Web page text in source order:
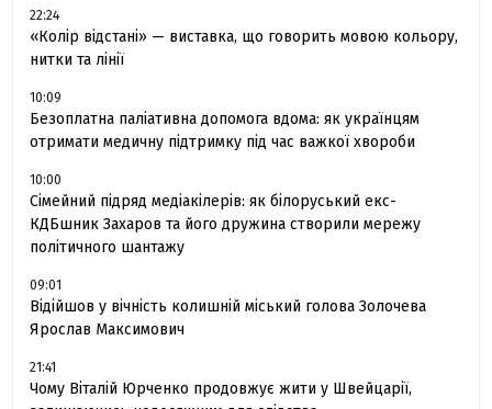
22:24
«Колір відстані» — виставка, що говорить мовою кольору,
нитки та лінії
10:09
Безоплатна паліативна допомога вдома: як українцям
отримати медичну підтримку під час важкої хвороби
10:00
Сімейний підряд медіакілерів: як білоруський екс-
КДБшник Захаров та його дружина створили мережу
політичного шантажу
09:01
Відійшов у вічність колишній міський голова Золочева
Ярослав Максимович
21:41
Чому Віталій Юрченко продовжує жити у Швейцарії,